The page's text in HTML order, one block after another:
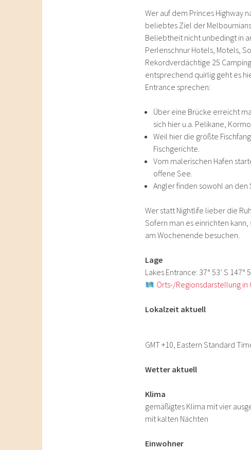
Wer auf dem Princes Highway
beliebtes Ziel der
Beliebtheit nicht unbedingt in
Perlenschnur Hotels, Motels,
Rekordverdächtige 25
entsprechend quirlig geht es
Entrance sprechen:
Über eine Brücke erreicht
sich hier u.a. Pelikane,
Weil hier die größte
Fischgerichte.
Vom malerischen Hafen
offene See.
Angler finden sowohl an den
Wer statt Nightlife lieber die
Sofern man es einrichten
am Wochenende besuchen.
Lage
Lakes Entrance: 37° 53’ S 147°
Orts-/Regionsdarstellung in
Lokalzeit aktuell
GMT +10, Eastern Standard
Wetter aktuell
Klima
gemäßigtes Klima mit vier
mit kalten Nächten
Einwohner